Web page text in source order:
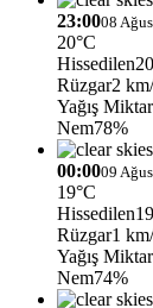
23:0008
20°C
Hissedilen
Rüzgar2
Yağış
Nem78%
00:0009
19°C
Hissedilen
Rüzgar1
Yağış
Nem74%